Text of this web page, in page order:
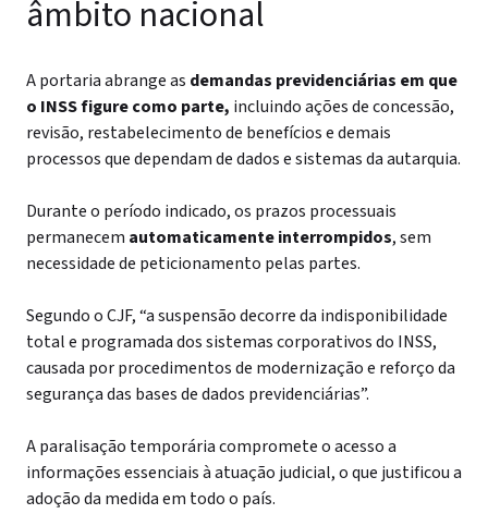
âmbito nacional
A portaria abrange as demandas previdenciárias em que
o INSS figure como parte, incluindo ações de concessão,
revisão, restabelecimento de benefícios e demais
processos que dependam de dados e sistemas da autarquia.
Durante o período indicado, os prazos processuais
permanecem automaticamente interrompidos, sem
necessidade de peticionamento pelas partes.
Segundo o CJF, “a suspensão decorre da indisponibilidade
total e programada dos sistemas corporativos do INSS,
causada por procedimentos de modernização e reforço da
segurança das bases de dados previdenciárias”.
A paralisação temporária compromete o acesso a
informações essenciais à atuação judicial, o que justificou a
adoção da medida em todo o país.